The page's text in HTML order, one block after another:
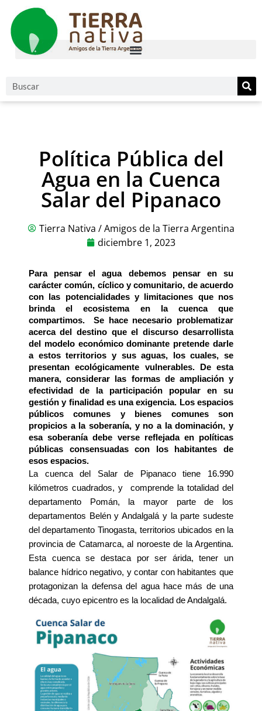
Política Pública del
Agua en la Cuenca
Salar del Pipanaco
Tierra Nativa / Amigos de la Tierra Argentina
diciembre 1, 2023
Para pensar el agua debemos pensar en su
carácter común, cíclico y comunitario, de acuerdo
con las potencialidades y limitaciones que nos
brinda el ecosistema en la cuenca que
compartimos. Se hace necesario problematizar
acerca del destino que el discurso desarrollista
del modelo económico dominante pretende darle
a estos territorios y sus aguas, los cuales, se
presentan ecológicamente vulnerables. De esta
manera, considerar las formas de ampliación y
efectividad de la participación popular en su
gestión y finalidad es una exigencia. Los espacios
públicos comunes y bienes comunes son
propicios a la soberanía, y no a la dominación, y
esa soberanía debe verse reflejada en políticas
públicas consensuadas con los habitantes de
esos espacios.
La cuenca del Salar de Pipanaco tiene 16.990
kilómetros cuadrados, y  comprende la totalidad del
departamento Pomán, la mayor parte de los
departamentos Belén y Andalgalá y la parte sudeste
del departamento Tinogasta, territorios ubicados en la
provincia de Catamarca, al noroeste de la Argentina.
Esta cuenca se destaca por ser árida, tener un
balance hídrico negativo, y contar con habitantes que
protagonizan la defensa del agua hace más de una
década, cuyo epicentro es la localidad de Andalgalá.